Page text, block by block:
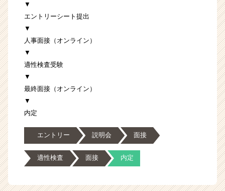
▼
エントリーシート提出
▼
人事面接（オンライン）
▼
適性検査受験
▼
最終面接（オンライン）
▼
内定
エントリー 説明会 面接
適性検査 面接 内定